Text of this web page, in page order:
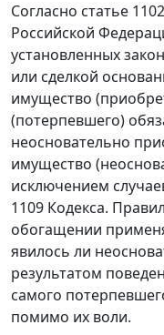
Согласно статье 1102
Российской
установленных
или сделкой
имущество
(потерпевшего)
неосновательно
имущество
исключением
1109 Кодекса.
обогащении
явилось ли
результатом
самого
помимо их воли.